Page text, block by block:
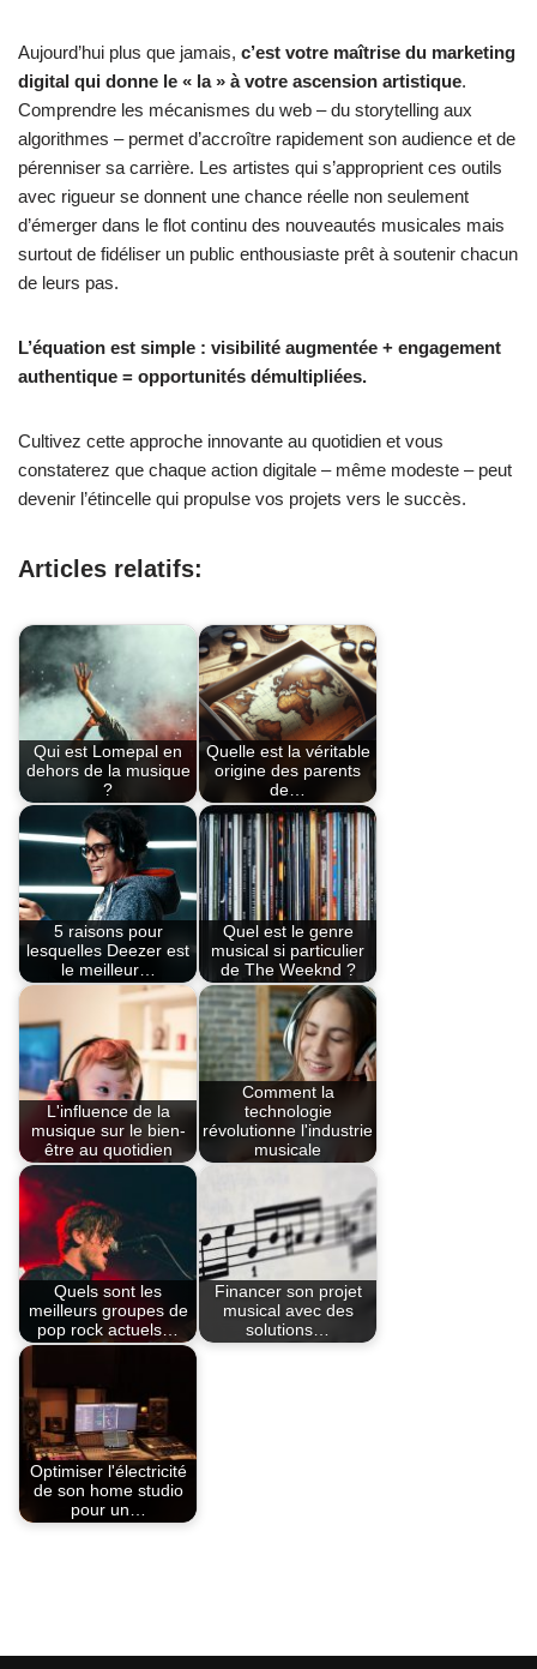
Aujourd’hui plus que jamais, c’est votre maîtrise du marketing
digital qui donne le « la » à votre ascension artistique.
Comprendre les mécanismes du web – du storytelling aux
algorithmes – permet d’accroître rapidement son audience et de
pérenniser sa carrière. Les artistes qui s’approprient ces outils
avec rigueur se donnent une chance réelle non seulement
d’émerger dans le flot continu des nouveautés musicales mais
surtout de fidéliser un public enthousiaste prêt à soutenir chacun
de leurs pas.
L’équation est simple : visibilité augmentée + engagement
authentique = opportunités démultipliées.
Cultivez cette approche innovante au quotidien et vous
constaterez que chaque action digitale – même modeste – peut
devenir l’étincelle qui propulse vos projets vers le succès.
Articles relatifs:
Qui est Lomepal en
dehors de la musique
?
Quelle est la véritable
origine des parents
de…
5 raisons pour
lesquelles Deezer est
le meilleur…
Quel est le genre
musical si particulier
de The Weeknd ?
L'influence de la
musique sur le bien-
être au quotidien
Comment la
technologie
révolutionne l'industrie
musicale
Quels sont les
meilleurs groupes de
pop rock actuels…
Financer son projet
musical avec des
solutions…
Optimiser l'électricité
de son home studio
pour un…